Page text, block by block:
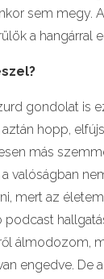
sem megy.
a hangárral
gondolat is
hopp,
más
valóságban
mert az
álmodozom,
engedve. De